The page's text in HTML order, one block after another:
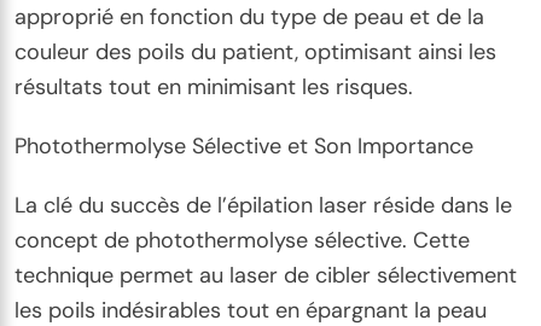
approprié en fonction du type de peau et de la
couleur des poils du patient, optimisant ainsi les
résultats tout en minimisant les risques.
Photothermolyse Sélective et Son Importance
La clé du succès de l’épilation laser réside dans le
concept de photothermolyse sélective. Cette
technique permet au laser de cibler sélectivement
les poils indésirables tout en épargnant la peau